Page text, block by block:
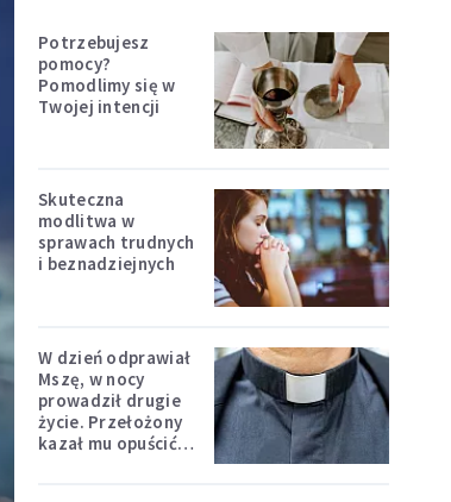
Potrzebujesz
pomocy?
Pomodlimy się w
Twojej intencji
Skuteczna
modlitwa w
sprawach trudnych
i beznadziejnych
W dzień odprawiał
Mszę, w nocy
prowadził drugie
życie. Przełożony
kazał mu opuścić